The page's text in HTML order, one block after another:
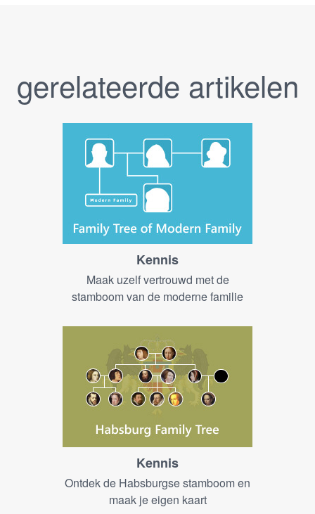
gerelateerde artikelen
Kennis
Maak uzelf vertrouwd met de
stamboom van de moderne familie
Kennis
Ontdek de Habsburgse stamboom en
maak je eigen kaart